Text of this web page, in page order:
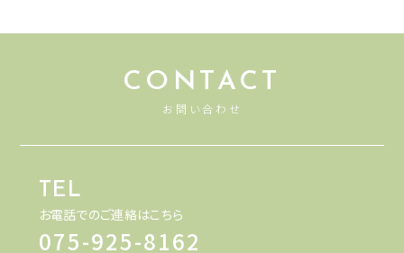
CONTACT
お問い合わせ
TEL
お電話でのご連絡はこちら
075-925-8162